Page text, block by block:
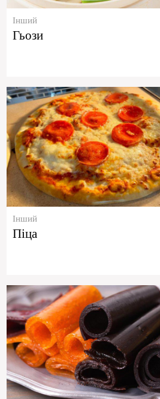
Інший
Гьози
Інший
Піца